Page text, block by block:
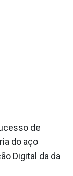
de
do aço
Digital da da